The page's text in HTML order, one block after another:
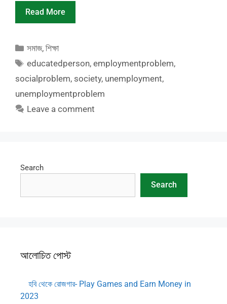
Read More
Categories
সমাজ,শিক্ষা
Tags
educatedperson,employmentproblem,
socialproblem, society, unemployment,
unemploymentproblem
Leave a comment
Search
Search
আলোচিত পোস্ট
হবি থেকে রোজগার- Play Games and Earn Money in
2023